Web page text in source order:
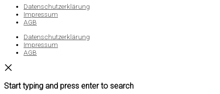
Datenschutzerklärung
Impressum
AGB
Datenschutzerklärung
Impressum
AGB
Start typing and press enter to search